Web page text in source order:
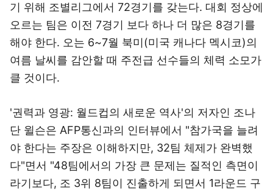
기 위해 조별리그에서 72경기를 갖는다. 대회 정상에
오르는 팀은 이전 7경기 보다 하나 더 많은 8경기를
해야 한다. 오는 6~7월 북미(미국 캐나다 멕시코)의
여름 날씨를 감안할 때 주전급 선수들의 체력 소모가
클 것이다.
'권력과 영광: 월드컵의 새로운 역사'의 저자인 조나
단 윌슨은 AFP통신과의 인터뷰에서 "참가국을 늘려
야 한다는 주장은 이해하지만, 32팀 체제가 완벽했
다"면서 "48팀에서의 가장 큰 문제는 질적인 측면이
라기보다, 조 3위 8팀이 진출하게 되면서 1라운드 구